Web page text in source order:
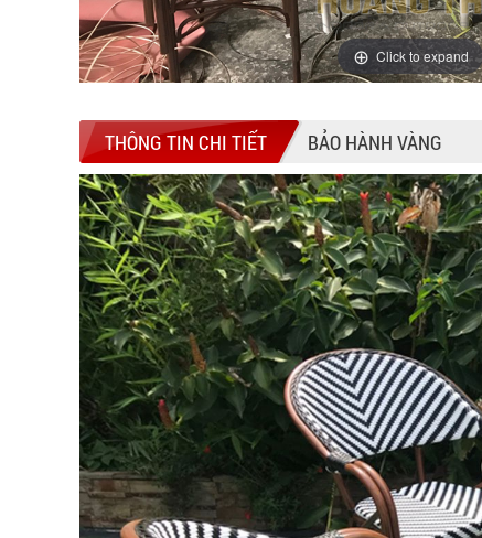
Click to expand
THÔNG TIN CHI TIẾT BẢO HÀNH VÀNG